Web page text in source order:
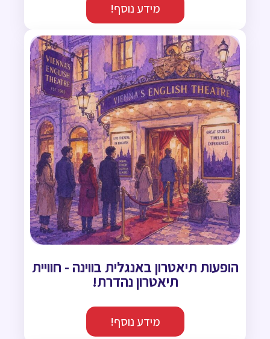
מידע נוסף!
הופעות תיאטרון באנגלית בווינה - חוויית
תיאטרון נהדרת!
מידע נוסף!